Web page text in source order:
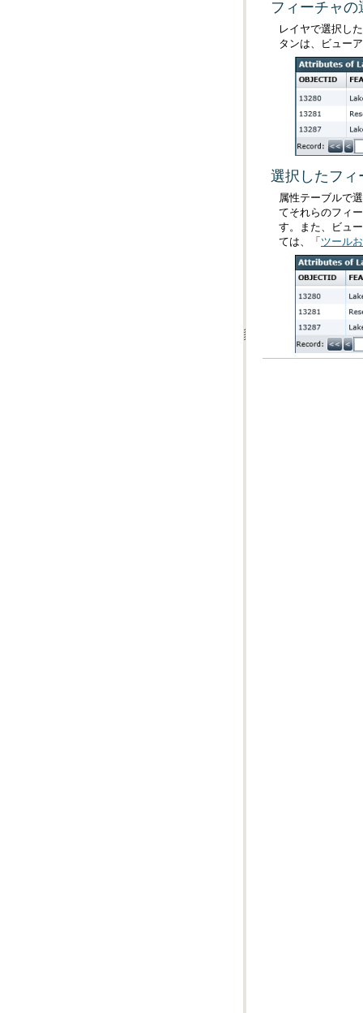
フィーチャの
レイヤで選択し
タンは、ビュー
選択したフィ
属性テーブルで
てそれらのフィ
す。また、ビュ
ては、「ツール